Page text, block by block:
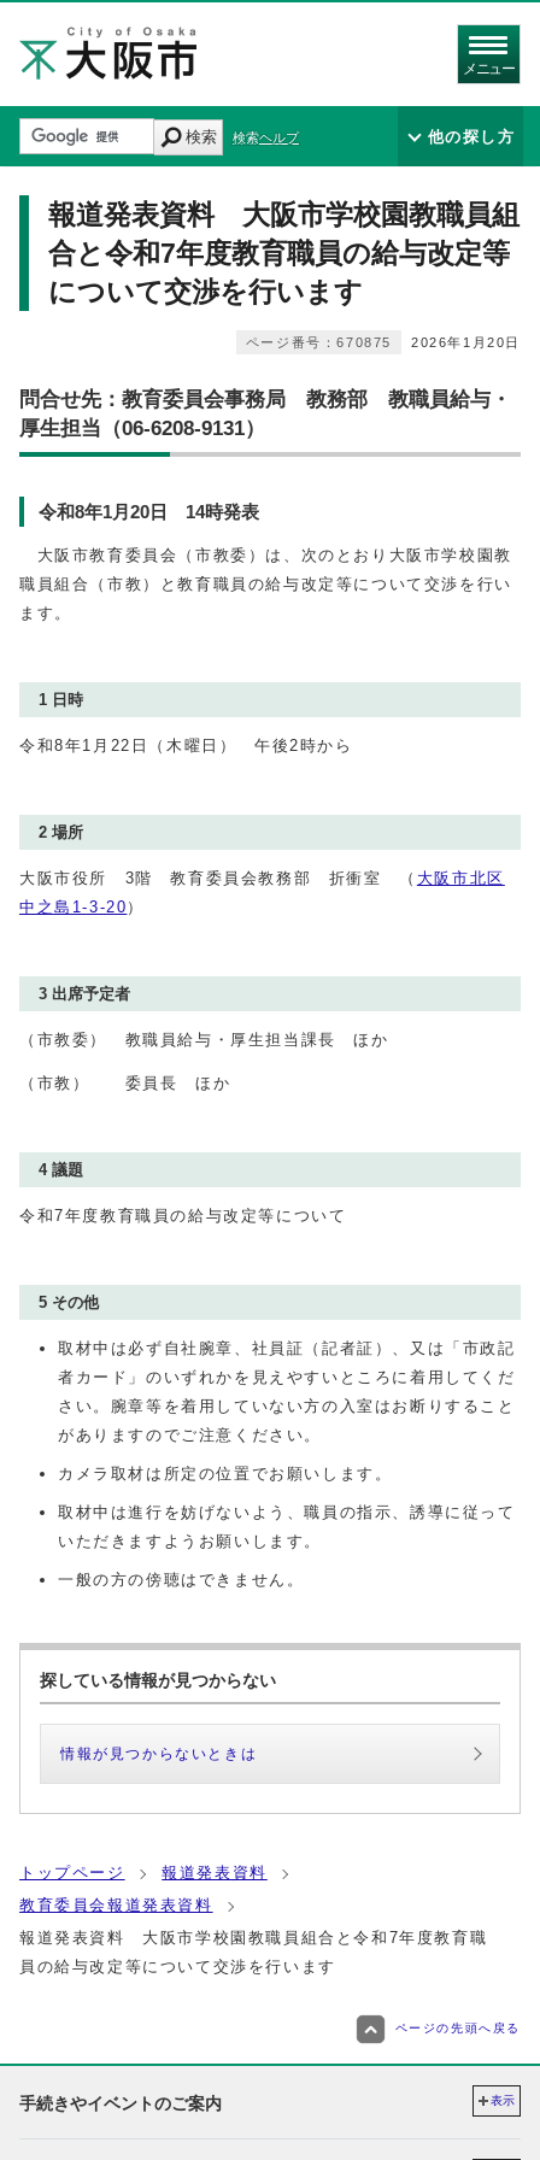
メニュー
検索 検索ヘルプ 他の探し方
報道発表資料 大阪市学校園教職員組
合と令和7年度教育職員の給与改定等
について交渉を行います
2026年1月20日
ページ番号：670875
問合せ先：教育委員会事務局 教務部 教職員給与・
厚生担当（06-6208-9131）
令和8年1月20日 14時発表
大阪市教育委員会（市教委）は、次のとおり大阪市学校園教
職員組合（市教）と教育職員の給与改定等について交渉を行い
ます。
1 日時
令和8年1月22日（木曜日） 午後2時から
2 場所
大阪市役所 3階 教育委員会教務部 折衝室 （ 大阪市北区
中之島1‐3‐20 ）
3 出席予定者
（市教委） 教職員給与・厚生担当課長 ほか
（市教） 委員長 ほか
4 議題
令和7年度教育職員の給与改定等について
5 その他
取材中は必ず自社腕章、社員証（記者証）、又は「市政記
者カード」のいずれかを見えやすいところに着用してくだ
さい。腕章等を着用していない方の入室はお断りすること
がありますのでご注意ください。
カメラ取材は所定の位置でお願いします。
取材中は進行を妨げないよう、職員の指示、誘導に従って
いただきますようお願いします。
一般の方の傍聴はできません。
探している情報が見つからない
情報が見つからないときは
トップページ
報道発表資料
教育委員会報道発表資料
報道発表資料 大阪市学校園教職員組合と令和7年度教育職
員の給与改定等について交渉を行います
ページの先頭へ戻る
手続きやイベントのご案内 表示